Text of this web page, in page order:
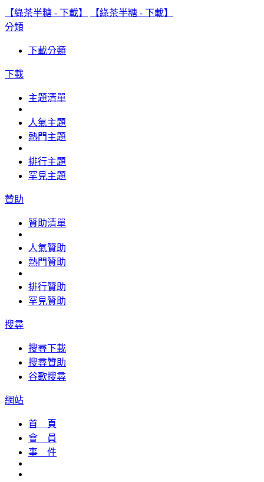
【綠茶半糖 - 下載】
【綠茶半糖 - 下載】
分類
下載分類
下載
主題清單
人氣主題
熱門主題
排行主題
罕見主題
贊助
贊助清單
人氣贊助
熱門贊助
排行贊助
罕見贊助
搜尋
搜尋下載
搜尋贊助
谷歌搜尋
網站
首 頁
會 員
事 件